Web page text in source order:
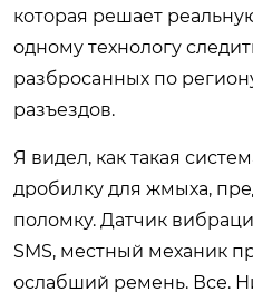
которая решает
одному технологу
разбросанных по
разъездов.
Я видел, как такая
дробилку для жмыха,
поломку. Датчик
SMS, местный механик
ослабший ремень. Все.